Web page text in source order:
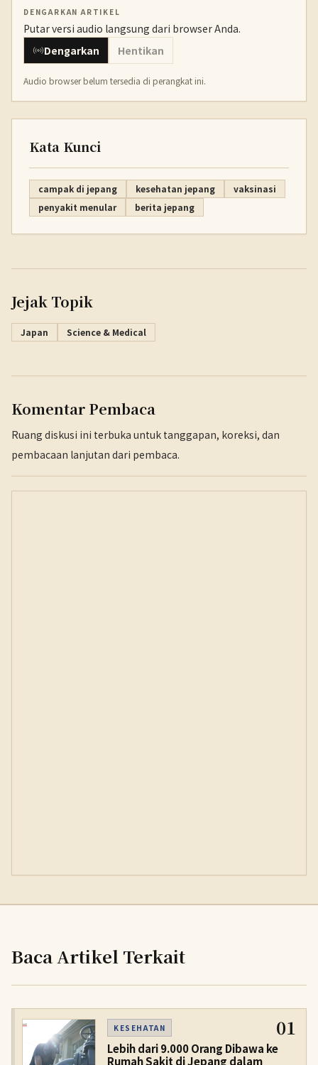
DENGARKAN ARTIKEL
Putar versi audio langsung dari browser Anda.
Dengarkan
Hentikan
Audio browser belum tersedia di perangkat ini.
Kata Kunci
campak di jepang kesehatan jepang
vaksinasi
penyakit menular
berita jepang
Jejak Topik
Japan Science & Medical
Komentar Pembaca
Ruang diskusi ini terbuka untuk tanggapan, koreksi, dan
pembacaan lanjutan dari pembaca.
Baca Artikel Terkait
KESEHATAN 01
Lebih dari 9.000 Orang Dibawa ke
Rumah Sakit di Jepang dalam